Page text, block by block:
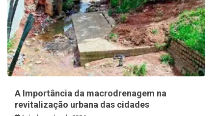
A Importância da macrodrenagem na
revitalização urbana das cidades